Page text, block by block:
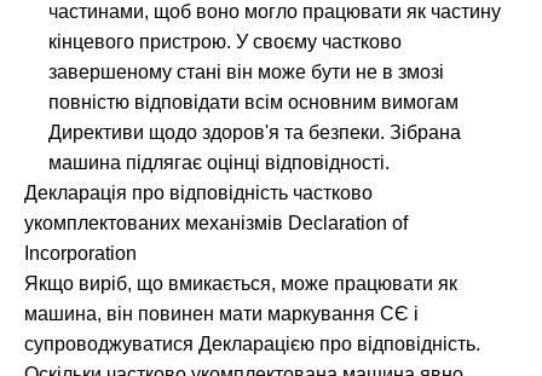
частинами, щоб воно могло працювати як частину
кінцевого пристрою. У своєму частково
завершеному стані він може бути не в змозі
повністю відповідати всім основним вимогам
Директиви щодо здоров'я та безпеки. Зібрана
машина підлягає оцінці відповідності.
Декларація про відповідність частково
укомплектованих механізмів Declaration of
Incorporation
Якщо виріб, що вмикається, може працювати як
машина, він повинен мати маркування CЄ і
супроводжуватися Декларацією про відповідність.